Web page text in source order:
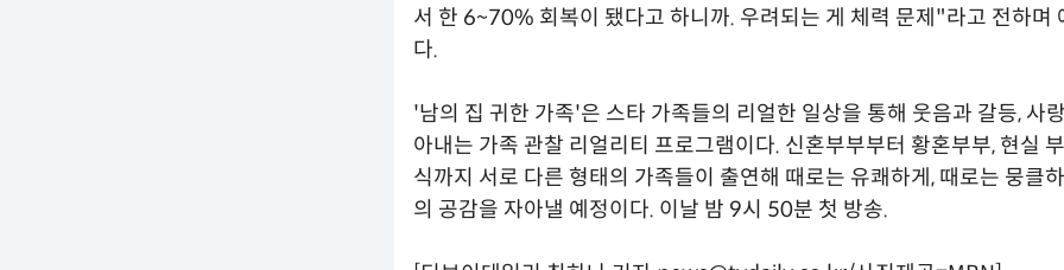
서 한 6~70% 회복이 됐다고 하니까. 우려되는 게 체력 문제"라고 전하며
다.
'남의 집 귀한 가족'은 스타 가족들의 리얼한 일상을 통해 웃음과 갈등, 사
아내는 가족 관찰 리얼리티 프로그램이다. 신혼부부부터 황혼부부, 현실
식까지 서로 다른 형태의 가족들이 출연해 때로는 유쾌하게, 때로는 뭉클
의 공감을 자아낼 예정이다. 이날 밤 9시 50분 첫 방송.